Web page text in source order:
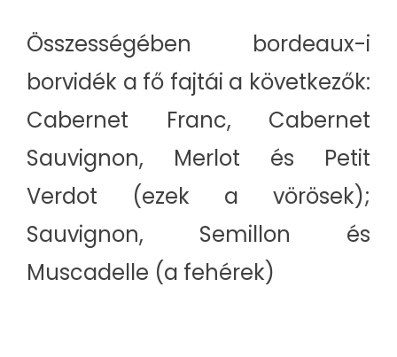
Összességében bordeaux-i
borvidék a fő fajtái a következők:
Cabernet Franc, Cabernet
Sauvignon, Merlot és Petit
Verdot (ezek a vörösek);
Sauvignon, Semillon és
Muscadelle (a fehérek)